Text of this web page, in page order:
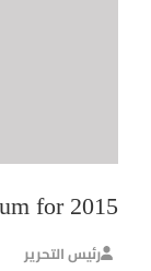
for 2015
رئيس التحرير